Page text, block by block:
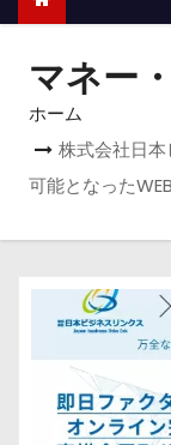
マネー
ホーム
株式会社日
可能となった